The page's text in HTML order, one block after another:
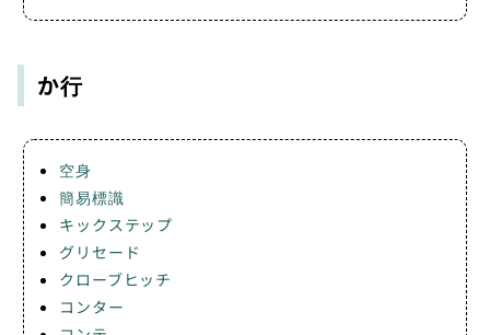
か行
空身
簡易標識
キックステップ
グリセード
クローブヒッチ
コンター